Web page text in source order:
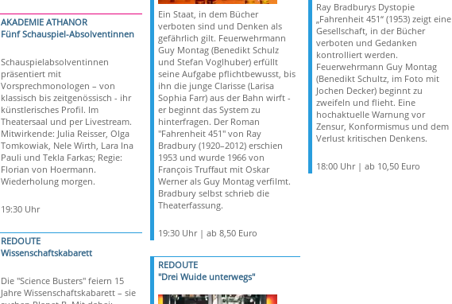
AKADEMIE ATHANOR
Fünf Schauspiel-Absolventinnen
Schauspielabsolventinnen
präsentiert mit
Vorsprechmonologen – von
klassisch bis zeitgenössisch - ihr
künstlerisches Profil. Im
Theatersaal und per Livestream.
Mitwirkende: Julia Reisser, Olga
Tomkowiak, Nele Wirth, Lara Ina
Pauli und Tekla Farkas; Regie:
Florian von Hoermann.
Wiederholung morgen.
19:30 Uhr
REDOUTE
Wissenschaftskabarett
Die "Science Busters" feiern 15
Jahre Wissenschaftskabarett – sie
Ein Staat, in dem Bücher
verboten sind und Denken als
gefährlich gilt. Feuerwehrmann
Guy Montag (Benedikt Schulz
und Stefan Voglhuber) erfüllt
seine Aufgabe pflichtbewusst, bis
ihn die junge Clarisse (Larisa
Sophia Farr) aus der Bahn wirft -
er beginnt das System zu
hinterfragen. Der Roman
"Fahrenheit 451" von Ray
Bradbury (1920–2012) erschien
1953 und wurde 1966 von
François Truffaut mit Oskar
Werner als Guy Montag verfilmt.
Bradbury selbst schrieb die
Theaterfassung.
19:30 Uhr | ab 8,50 Euro
REDOUTE
"Drei Wuide unterwegs"
Ray Bradburys Dystopie
„Fahrenheit 451“ (1953) zeigt eine
Gesellschaft, in der Bücher
verboten und Gedanken
kontrolliert werden.
Feuerwehrmann Guy Montag
(Benedikt Schultz, im Foto mit
Jochen Decker) beginnt zu
zweifeln und flieht. Eine
hochaktuelle Warnung vor
Zensur, Konformismus und dem
Verlust kritischen Denkens.
18:00 Uhr | ab 10,50 Euro